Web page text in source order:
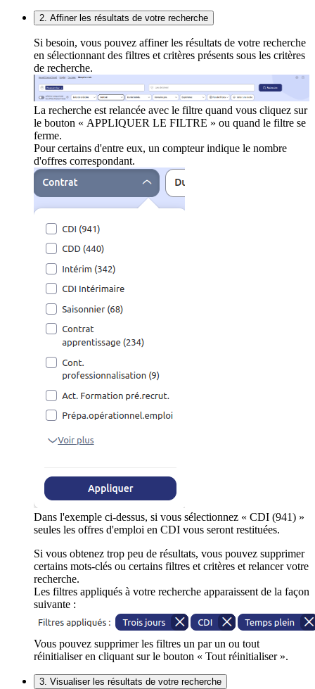
2. Affiner les résultats de votre recherche
Si besoin, vous pouvez affiner les résultats de votre recherche
en sélectionnant des filtres et critères présents sous les critères
de recherche.
La recherche est relancée avec le filtre quand vous cliquez sur
le bouton « APPLIQUER LE FILTRE » ou quand le filtre se
ferme.
Pour certains d'entre eux, un compteur indique le nombre
d'offres correspondant.
Dans l'exemple ci-dessus, si vous sélectionnez « CDI (941) »
seules les offres d'emploi en CDI vous seront restituées.
Si vous obtenez trop peu de résultats, vous pouvez supprimer
certains mots-clés ou certains filtres et critères et relancer votre
recherche.
Les filtres appliqués à votre recherche apparaissent de la façon
suivante :
Vous pouvez supprimer les filtres un par un ou tout
réinitialiser en cliquant sur le bouton « Tout réinitialiser ».
3. Visualiser les résultats de votre recherche